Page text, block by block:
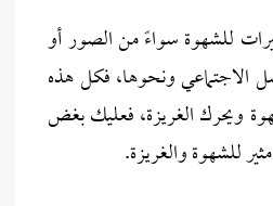
للشهوة سواءً من الصور أو
الاجتماعي ونحوها، فكل هذه
ويحرك الغريزة، فعليك بغض
للشهوة والغريزة.